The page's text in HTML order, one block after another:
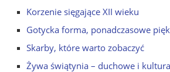
Korzenie sięgające XII wieku
Gotycka forma, ponadczasowe
Skarby, które warto zobaczyć
Żywa świątynia – duchowe i